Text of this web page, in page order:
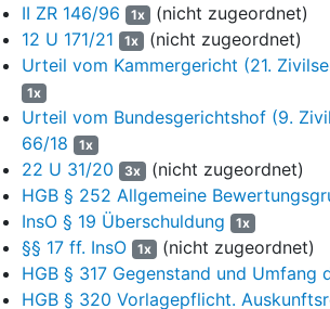
„Die Gesellschaft hat in den Geschäftsjahren
Verluste in Höhe von insgesamt 40,9 Mio.
weist zum 31.12.2015 einen „Nicht durch
gedeckten Fehlbetrag“ in Höhe von 69,3
damit bilanziell überschuldet.“
Unter dem Abschnitt E. Wiedergabe des
Bestätigungsvermerks führt die Beklagte aus
Anlage K6 im Anlagenband Kläger GA LG):
„Ohne diese Beurteilung einzuschränken,
pflichtgemäß auf die Ausführungen im
in Abschnitt G. Chancen und Risiken der
II ZR 146/96
1x (nicht zugeordnet)
12 U 171/21
1x (nicht zugeordnet)
Urteil vom Kammergericht (21.
1x
Urteil vom Bundesgerichtshof (9.
66/18
1x
22 U 31/20 3x (nicht zugeordnet)
HGB § 252 Allgemeine
InsO § 19 Überschuldung 1x
§§ 17 ff. InsO 1x (nicht zugeordnet)
HGB § 317 Gegenstand und Umfang
HGB § 320 Vorlagepflicht.